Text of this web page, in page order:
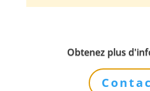
Obtenez plus